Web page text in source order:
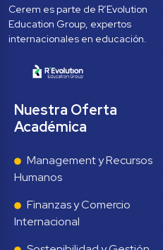
Cerem es parte de R’Evolution
Education Group, expertos
Nuestra Oferta
Académica
Management y Recursos
Humanos
Finanzas y Comercio
Internacional